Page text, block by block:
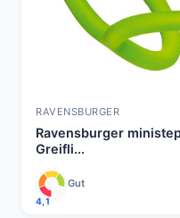
RAVENSBURGER
Ravensburger
Greifli...
4,1
Gut